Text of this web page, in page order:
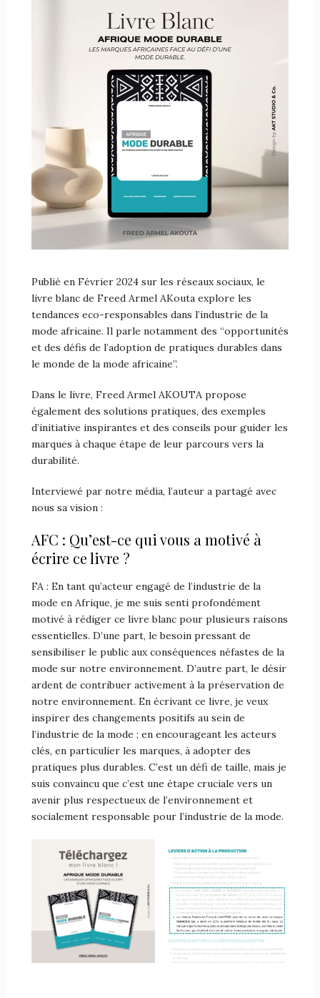
Publié en Février 2024 sur les réseaux sociaux, le
livre blanc de Freed Armel AKouta explore les
tendances eco-responsables dans l’industrie de la
mode africaine. Il parle notamment des “opportunités
et des défis de l’adoption de pratiques durables dans
le monde de la mode africaine”.
Dans le livre, Freed Armel AKOUTA propose
également des solutions pratiques, des exemples
d’initiative inspirantes et des conseils pour guider les
marques à chaque étape de leur parcours vers la
durabilité.
Interviewé par notre média, l’auteur a partagé avec
nous sa vision :
AFC : Qu’est-ce qui vous a motivé à
écrire ce livre ?
FA : En tant qu’acteur engagé de l’industrie de la
mode en Afrique, je me suis senti profondément
motivé à rédiger ce livre blanc pour plusieurs raisons
essentielles. D’une part, le besoin pressant de
sensibiliser le public aux conséquences néfastes de la
mode sur notre environnement. D’autre part, le désir
ardent de contribuer activement à la préservation de
notre environnement. En écrivant ce livre, je veux
inspirer des changements positifs au sein de
l’industrie de la mode ; en encourageant les acteurs
clés, en particulier les marques, à adopter des
pratiques plus durables. C’est un défi de taille, mais je
suis convaincu que c’est une étape cruciale vers un
avenir plus respectueux de l’environnement et
socialement responsable pour l’industrie de la mode.